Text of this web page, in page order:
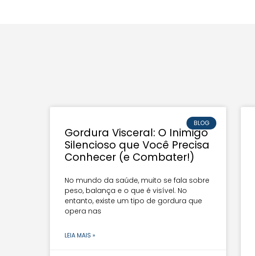
BLOG
Gordura Visceral: O Inimigo
Silencioso que Você Precisa
Conhecer (e Combater!)
No mundo da saúde, muito se fala sobre
peso, balança e o que é visível. No
entanto, existe um tipo de gordura que
opera nas
LEIA MAIS »